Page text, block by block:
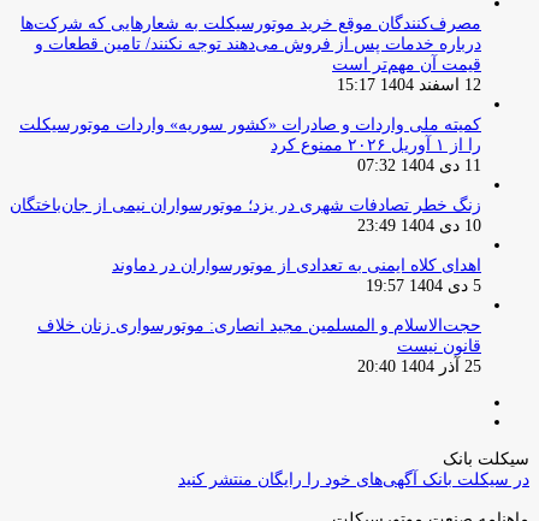
مصرف‌کنندگان موقع خرید موتورسیکلت به شعارهایی که شرکت‌ها
درباره خدمات پس از فروش می‌دهند توجه نکنند/ تامین قطعات و
قیمت آن مهم‌تر است
12 اسفند 1404 15:17
کمیته ملی واردات و صادرات «کشور سوریه» واردات موتورسیکلت
را از ۱ آوریل ۲۰۲۶ ممنوع کرد
11 دی 1404 07:32
زنگ خطر تصادفات شهری در یزد؛ موتورسواران نیمی از جان‌باختگان
10 دی 1404 23:49
اهدای کلاه ایمنی به تعدادی از موتورسواران در دماوند
5 دی 1404 19:57
حجت‌الاسلام و المسلمین مجید انصاری: موتورسواری زنان خلاف
قانون نیست
25 آذر 1404 20:40
سیکلت بانک
در سیکلت بانک آگهی‌های خود را رایگان منتشر کنید